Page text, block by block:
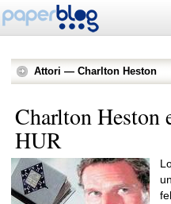
Attori — Charlton Heston
Charlton Heston
HUR